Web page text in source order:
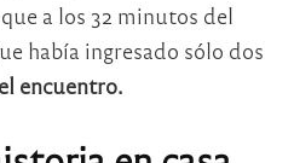
a los 32 minutos del
había ingresado sólo dos
encuentro.